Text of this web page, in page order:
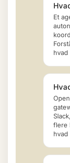
Et
flere
hvad